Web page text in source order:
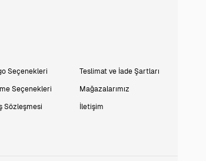
Seçenekleri
Seçenekleri
Sözleşmesi
Teslimat ve İade Şartları
Mağazalarımız
İletişim